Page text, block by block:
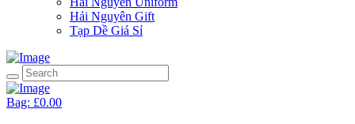
Hải Nguyên Gift
Tạp Dề Giá Sỉ
Bag: £0.00